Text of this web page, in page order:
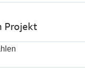
Projekt